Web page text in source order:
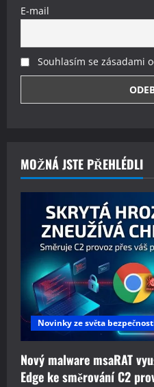
E-mail
Souhlasím se zásadami
MOŽNÁ JSTE PŘEHLÉDLI
Novinky ze světa
Nový malware msaRAT
Edge ke směrování C2